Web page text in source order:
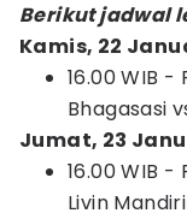
Berikut jadwal
Kamis, 22
16.00 WIB
Bhagasasi
Jumat, 23
16.00 WIB
Livin Mandiri